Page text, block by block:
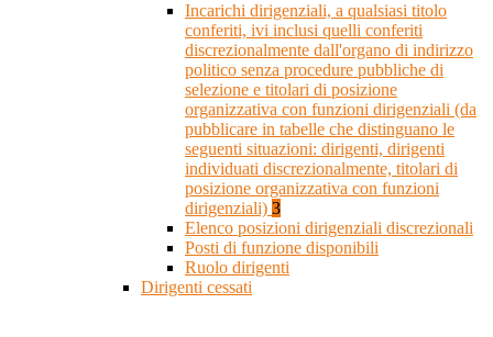
Incarichi dirigenziali, a qualsiasi titolo
conferiti, ivi inclusi quelli conferiti
discrezionalmente dall'organo di indirizzo
politico senza procedure pubbliche di
selezione e titolari di posizione
organizzativa con funzioni dirigenziali (da
pubblicare in tabelle che distinguano le
seguenti situazioni: dirigenti, dirigenti
individuati discrezionalmente, titolari di
posizione organizzativa con funzioni
dirigenziali) 3
Elenco posizioni dirigenziali discrezionali
Posti di funzione disponibili
Ruolo dirigenti
Dirigenti cessati